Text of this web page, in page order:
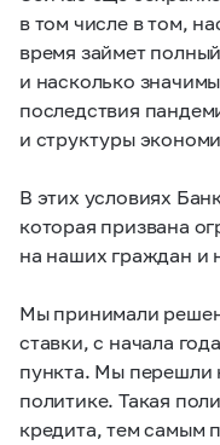
в том числе в том,
время займет
и насколько
последствия
и структуры
В этих условиях
которая призвана
на наших граждан и
Мы принимали
ставки, с начала
пункта. Мы перешли
политике. Такая
кредита, тем самым